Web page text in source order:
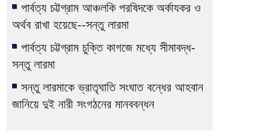
পার্বত্য চট্টগ্রাম আঞ্চলকি পরষিদকে অর্কাযকর ও
অর্থব রাখা হয়েছে--সন্তু লারমা
পার্বত্য চট্টগ্রাম চুক্তি কাগজে মধ্যে সীমাবদ্ধ-
সন্তু লারমা
সন্তু লারমাকে ভ্রাতৃঘাতি সংঘাত বন্ধের আহবান
জানিয়ে দুই নারী সংগঠনের মানববন্ধন